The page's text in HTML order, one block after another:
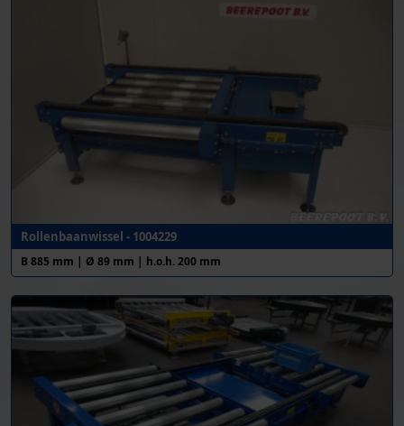
Rollenbaanwissel - 1004229
B 885 mm | Ø 89 mm | h.o.h. 200 mm